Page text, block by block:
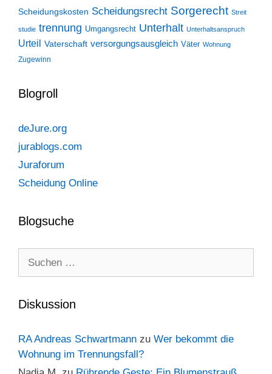
Scheidungskosten Scheidungsrecht Sorgerecht Streit
studie trennung Umgangsrecht Unterhalt Unterhaltsanspruch
Urteil Vaterschaft versorgungsausgleich Väter Wohnung
Zugewinn
Blogroll
deJure.org
jurablogs.com
Juraforum
Scheidung Online
Blogsuche
Diskussion
RA Andreas Schwartmann zu Wer bekommt die
Wohnung im Trennungsfall?